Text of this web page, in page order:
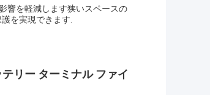
響を軽減します狭いスペースの
を実現できます.
リー ターミナル ファイ